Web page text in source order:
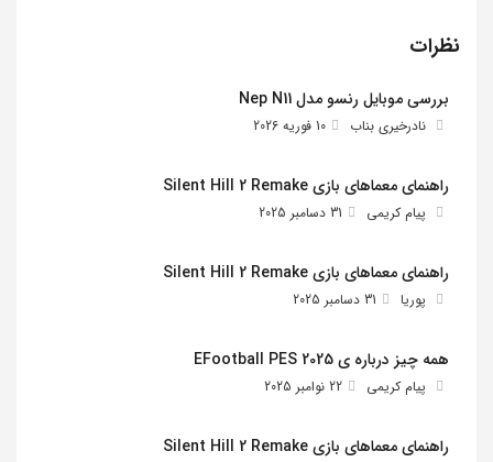
نظرات
بررسی موبایل رنسو مدل Nep N11
نادرخیری بناب 10 فوریه 2026
راهنمای معماهای بازی Silent Hill 2 Remake
پیام کریمی 31 دسامبر 2025
راهنمای معماهای بازی Silent Hill 2 Remake
پوریا 31 دسامبر 2025
همه چیز درباره ی EFootball PES 2025
پیام کریمی 22 نوامبر 2025
راهنمای معماهای بازی Silent Hill 2 Remake